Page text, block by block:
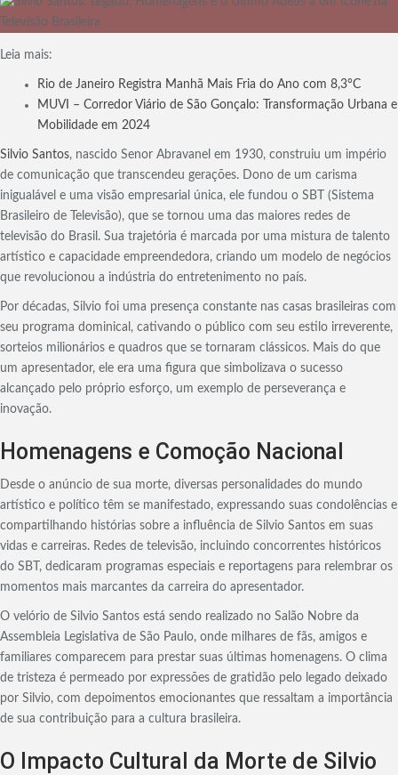
Leia mais:
Rio de Janeiro Registra Manhã Mais Fria do Ano com 8,3°C
MUVI – Corredor Viário de São Gonçalo: Transformação Urbana e
Mobilidade em 2024
Silvio Santos, nascido Senor Abravanel em 1930, construiu um império
de comunicação que transcendeu gerações. Dono de um carisma
inigualável e uma visão empresarial única, ele fundou o SBT (Sistema
Brasileiro de Televisão), que se tornou uma das maiores redes de
televisão do Brasil. Sua trajetória é marcada por uma mistura de talento
artístico e capacidade empreendedora, criando um modelo de negócios
que revolucionou a indústria do entretenimento no país.
Por décadas, Silvio foi uma presença constante nas casas brasileiras com
seu programa dominical, cativando o público com seu estilo irreverente,
sorteios milionários e quadros que se tornaram clássicos. Mais do que
um apresentador, ele era uma figura que simbolizava o sucesso
alcançado pelo próprio esforço, um exemplo de perseverança e
inovação.
Homenagens e Comoção Nacional
Desde o anúncio de sua morte, diversas personalidades do mundo
artístico e político têm se manifestado, expressando suas condolências e
compartilhando histórias sobre a influência de Silvio Santos em suas
vidas e carreiras. Redes de televisão, incluindo concorrentes históricos
do SBT, dedicaram programas especiais e reportagens para relembrar os
momentos mais marcantes da carreira do apresentador.
O velório de Silvio Santos está sendo realizado no Salão Nobre da
Assembleia Legislativa de São Paulo, onde milhares de fãs, amigos e
familiares comparecem para prestar suas últimas homenagens. O clima
de tristeza é permeado por expressões de gratidão pelo legado deixado
por Silvio, com depoimentos emocionantes que ressaltam a importância
de sua contribuição para a cultura brasileira.
O Impacto Cultural da Morte de Silvio